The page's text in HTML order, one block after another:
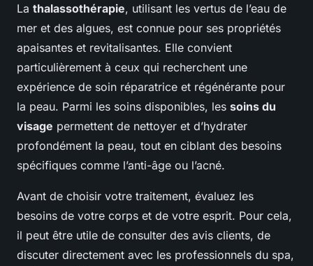
La thalassothérapie, utilisant les vertus de l’eau de
mer et des algues, est connue pour ses propriétés
apaisantes et revitalisantes. Elle convient
particulièrement à ceux qui recherchent une
expérience de soin réparatrice et régénérante pour
la peau. Parmi les soins disponibles, les soins du
visage permettent de nettoyer et d’hydrater
profondément la peau, tout en ciblant des besoins
spécifiques comme l’anti-âge ou l’acné.
Avant de choisir votre traitement, évaluez les
besoins de votre corps et de votre esprit. Pour cela,
il peut être utile de consulter des avis clients, de
discuter directement avec les professionnels du spa,